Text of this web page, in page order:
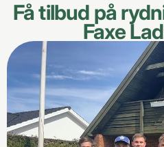
Få tilbud på
Faxe